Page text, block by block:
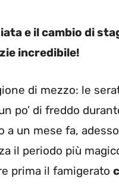
e il cambio di
incredibile!
di mezzo: le
po’ di freddo
un mese fa,
il periodo più
prima il famigerato